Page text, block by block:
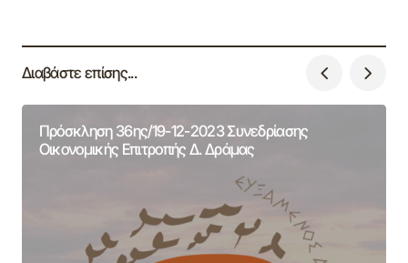
Διαβάστε επίσης...
Πρόσκληση 36ης/19-12-2023 Συνεδρίασης
Οικονομικής Επιτροπής Δ. Δράμας